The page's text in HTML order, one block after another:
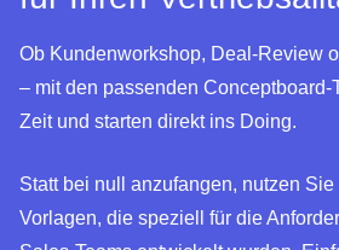
Ob Kundenworkshop, Deal-Review
– mit den passenden Conceptboard-
Zeit und starten direkt ins Doing.
Statt bei null anzufangen, nutzen
Vorlagen, die speziell für die